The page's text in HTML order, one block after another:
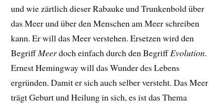
und wie zärtlich dieser Rabauke und Trunkenbold über
das Meer und über den Menschen am Meer schreiben
kann. Er will das Meer verstehen. Ersetzen wird den
BegriffMeerdoch einfach durch den BegriffEvolution.
Ernest Hemingway will das Wunder des Lebens
ergründen. Damit er sich auch selber versteht. Das Meer
trägt Geburt und Heilung in sich, es ist das Thema